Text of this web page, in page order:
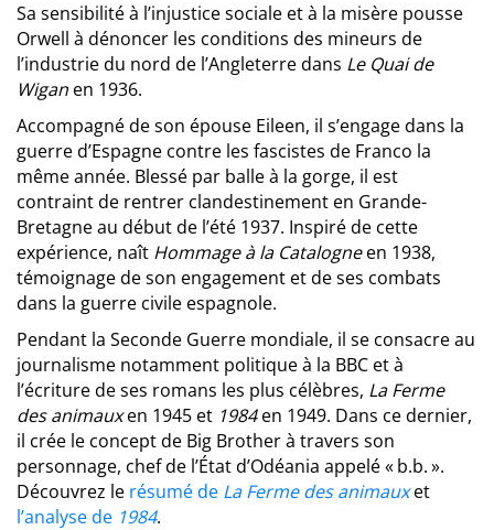
Sa sensibilité à l’injustice sociale et à la misère pousse
Orwell à dénoncer les conditions des mineurs de
l’industrie du nord de l’Angleterre dans Le Quai de
Wigan en 1936.
Accompagné de son épouse Eileen, il s’engage dans la
guerre d’Espagne contre les fascistes de Franco la
même année. Blessé par balle à la gorge, il est
contraint de rentrer clandestinement en Grande-
Bretagne au début de l’été 1937. Inspiré de cette
expérience, naît Hommage à la Catalogneen 1938,
témoignage de son engagement et de ses combats
dans la guerre civile espagnole.
Pendant la Seconde Guerre mondiale, il se consacre au
journalisme notamment politique à la BBC et à
l’écriture de ses romans les plus célèbres, La Ferme
des animauxen 1945 et 1984en 1949. Dans ce dernier,
il crée le concept de Big Brother à travers son
personnage, chef de l’État d’Odéania appelé « b.b. ».
Découvrez le résumé de La Ferme des animauxet
l’analyse de 1984.